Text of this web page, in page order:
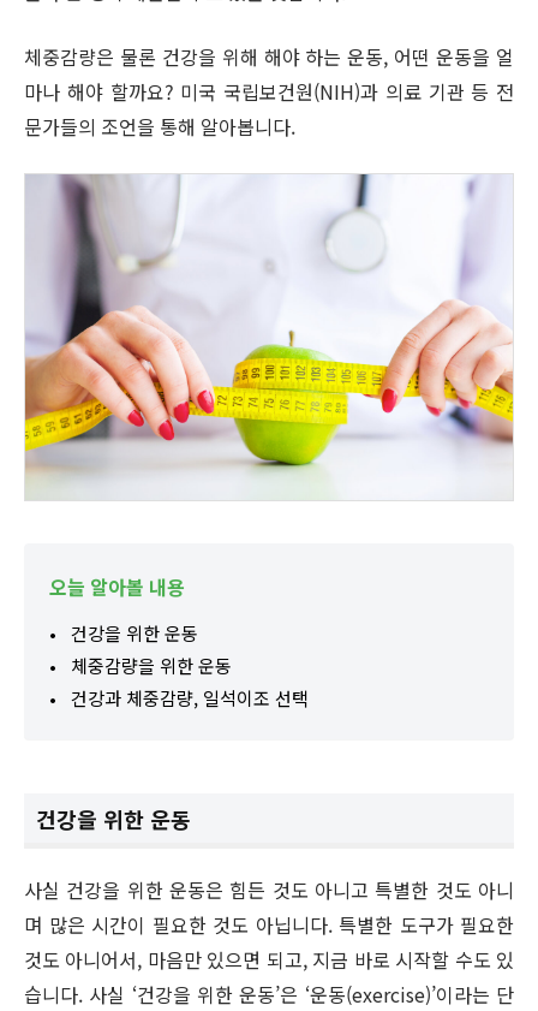
체중감량은 물론 건강을 위해 해야 하는 운동, 어떤 운동을 얼
마나 해야 할까요? 미국 국립보건원(NIH)과 의료 기관 등 전
문가들의 조언을 통해 알아봅니다.
오늘 알아볼 내용
건강을 위한 운동
체중감량을 위한 운동
건강과 체중감량, 일석이조 선택
건강을 위한 운동
사실 건강을 위한 운동은 힘든 것도 아니고 특별한 것도 아니
며 많은 시간이 필요한 것도 아닙니다. 특별한 도구가 필요한
것도 아니어서, 마음만 있으면 되고, 지금 바로 시작할 수도 있
습니다. 사실 ‘건강을 위한 운동’은 ‘운동(exercise)’이라는 단